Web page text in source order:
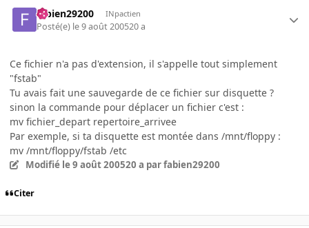
fabien29200 INpactien
Posté(e) le 9 août 200520 a
Ce fichier n'a pas d'extension, il s'appelle tout simplement
"fstab"
Tu avais fait une sauvegarde de ce fichier sur disquette ?
sinon la commande pour déplacer un fichier c'est :
mv fichier_depart repertoire_arrivee
Par exemple, si ta disquette est montée dans /mnt/floppy :
mv /mnt/floppy/fstab /etc
Modifié le 9 août 200520 a par fabien29200
Citer